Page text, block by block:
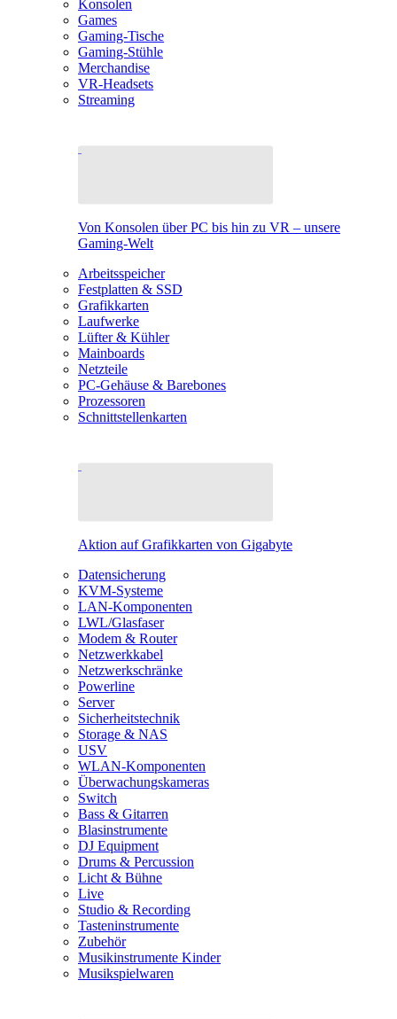
Konsolen
Games
Gaming-Tische
Gaming-Stühle
Merchandise
VR-Headsets
Streaming
Von Konsolen über PC bis hin zu VR – unsere
Gaming-Welt
Arbeitsspeicher
Festplatten & SSD
Grafikkarten
Laufwerke
Lüfter & Kühler
Mainboards
Netzteile
PC-Gehäuse & Barebones
Prozessoren
Schnittstellenkarten
Aktion auf Grafikkarten von Gigabyte
Datensicherung
KVM-Systeme
LAN-Komponenten
LWL/Glasfaser
Modem & Router
Netzwerkkabel
Netzwerkschränke
Powerline
Server
Sicherheitstechnik
Storage & NAS
USV
WLAN-Komponenten
Überwachungskameras
Switch
Bass & Gitarren
Blasinstrumente
DJ Equipment
Drums & Percussion
Licht & Bühne
Live
Studio & Recording
Tasteninstrumente
Zubehör
Musikinstrumente Kinder
Musikspielwaren